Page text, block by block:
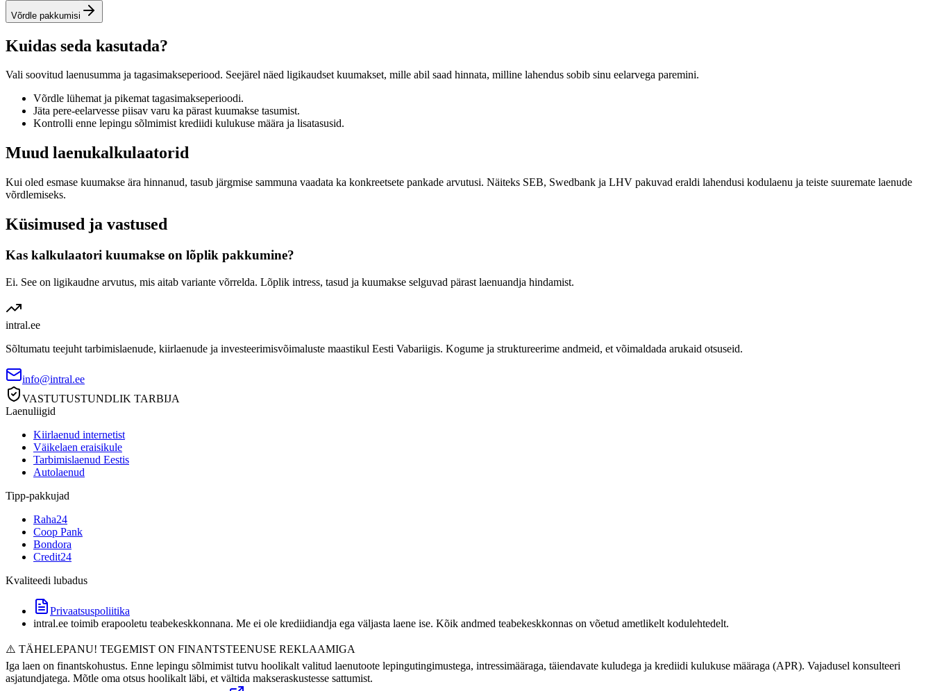
Võrdle pakkumisi
Kuidas seda kasutada?
Vali soovitud laenusumma ja tagasimakseperiood. Seejärel näed ligikaudset kuumakset, mille abil saad hinnata, milline lahendus sobib sinu eelarvega paremini.
Võrdle lühemat ja pikemat tagasimakseperioodi.
Jäta pere-eelarvesse piisav varu ka pärast kuumakse tasumist.
Kontrolli enne lepingu sõlmimist krediidi kulukuse määra ja lisatasusid.
Muud laenukalkulaatorid
Kui oled esmase kuumakse ära hinnanud, tasub järgmise sammuna vaadata ka konkreetsete pankade arvutusi. Näiteks SEB, Swedbank ja LHV pakuvad eraldi lahendusi kodulaenu ja teiste suuremate laenude
võrdlemiseks.
Küsimused ja vastused
Kas kalkulaatori kuumakse on lõplik pakkumine?
Ei. See on ligikaudne arvutus, mis aitab variante võrrelda. Lõplik intress, tasud ja kuumakse selguvad pärast laenuandja hindamist.
intral.ee
Sõltumatu teejuht tarbimislaenude, kiirlaenude ja investeerimisvõimaluste maastikul Eesti Vabariigis. Kogume ja struktureerime andmeid, et võimaldada arukaid otsuseid.
info@intral.ee
VASTUTUSTUNDLIK TARBIJA
Laenuliigid
Kiirlaenud internetist
Väikelaen eraisikule
Tarbimislaenud Eestis
Autolaenud
Tipp-pakkujad
Raha24
Coop Pank
Bondora
Credit24
Kvaliteedi lubadus
Privaatsuspoliitika
intral.ee toimib erapooletu teabekeskkonnana. Me ei ole krediidiandja ega väljasta laene ise. Kõik andmed teabekeskkonnas on võetud ametlikelt kodulehtedelt.
⚠️ TÄHELEPANU! TEGEMIST ON FINANTSTEENUSE REKLAAMIGA
Iga laen on finantskohustus. Enne lepingu sõlmimist tutvu hoolikalt valitud laenutoote lepingutingimustega, intressimääraga, täiendavate kuludega ja krediidi kulukuse määraga (APR). Vajadusel konsulteeri
asjatundjatega. Mõtle oma otsus hoolikalt läbi, et vältida makseraskustesse sattumist.